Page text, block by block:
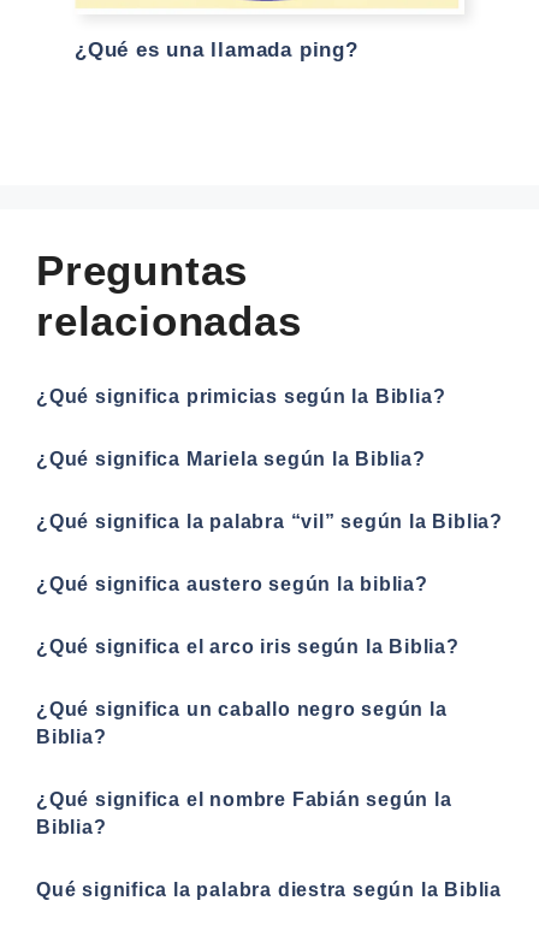
¿Qué es una llamada ping?
Preguntas
relacionadas
¿Qué significa primicias según la Biblia?
¿Qué significa Mariela según la Biblia?
¿Qué significa la palabra “vil” según la Biblia?
¿Qué significa austero según la biblia?
¿Qué significa el arco iris según la Biblia?
¿Qué significa un caballo negro según la
Biblia?
¿Qué significa el nombre Fabián según la
Biblia?
Qué significa la palabra diestra según la Biblia